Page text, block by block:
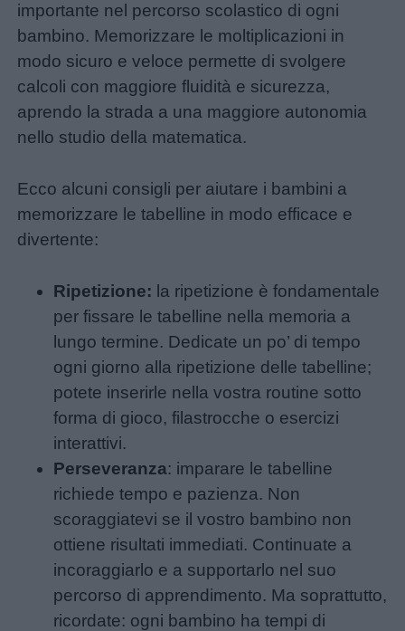
importante nel percorso scolastico di ogni
bambino. Memorizzare le moltiplicazioni in
modo sicuro e veloce permette di svolgere
calcoli con maggiore fluidità e sicurezza,
aprendo la strada a una maggiore autonomia
nello studio della matematica.
Ecco alcuni consigli per aiutare i bambini a
memorizzare le tabelline in modo efficace e
divertente:
Ripetizione: la ripetizione è fondamentale
per fissare le tabelline nella memoria a
lungo termine. Dedicate un po’ di tempo
ogni giorno alla ripetizione delle tabelline;
potete inserirle nella vostra routine sotto
forma di gioco, filastrocche o esercizi
interattivi.
Perseveranza: imparare le tabelline
richiede tempo e pazienza. Non
scoraggiatevi se il vostro bambino non
ottiene risultati immediati. Continuate a
incoraggiarlo e a supportarlo nel suo
percorso di apprendimento. Ma soprattutto,
ricordate: ogni bambino ha tempi di